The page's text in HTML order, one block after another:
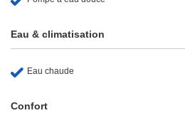
Eau & climatisation
Eau chaude
Confort